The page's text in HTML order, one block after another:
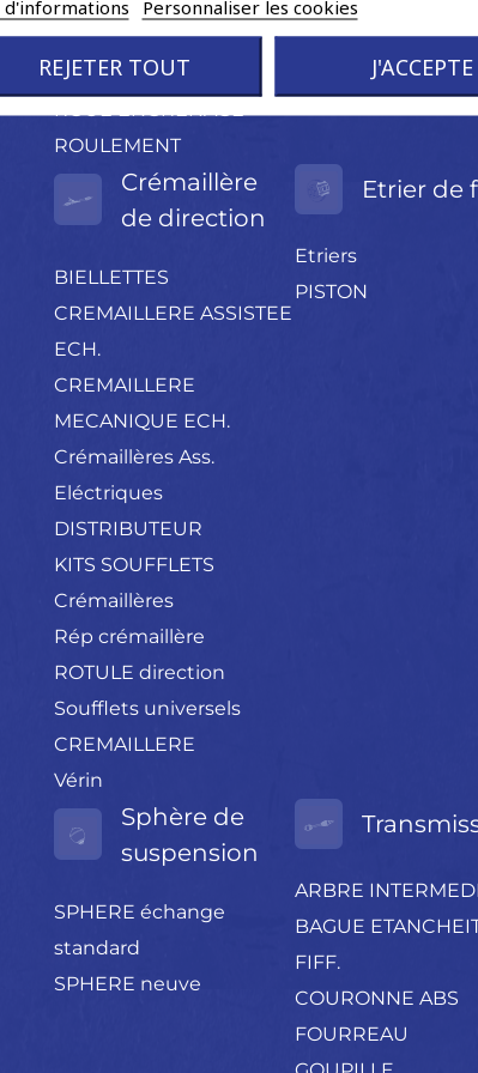
d'informations Personnaliser les cookies
REJETER TOUT J'ACCEPTE
CAOUTCHOUC
RESSORT
ROULEMENT
Crémaillère
de direction
BIELLETTES
CREMAILLERE ASSISTEE
ECH.
CREMAILLERE
MECANIQUE ECH.
Crémaillères Ass.
Eléctriques
DISTRIBUTEUR
KITS SOUFFLETS
Crémaillères
Rép crémaillère
ROTULE direction
Soufflets universels
CREMAILLERE
Vérin
Etrier de
Etriers
PISTON
Sphère de
suspension
SPHERE échange
standard
SPHERE neuve
ARBRE
BAGUE
FIFF.
COURONNE ABS
FOURREAU